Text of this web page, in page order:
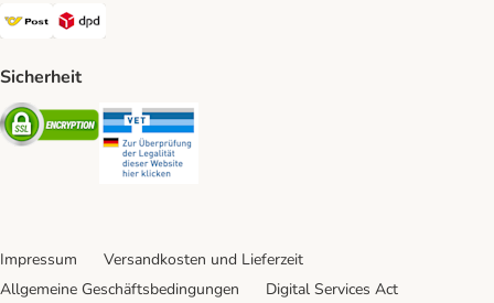
Österreichische Post Shipping Method
Sicherheit
Security
Impressum
Versandkosten und Lieferzeit
Allgemeine Geschäftsbedingungen
Digital Services Act